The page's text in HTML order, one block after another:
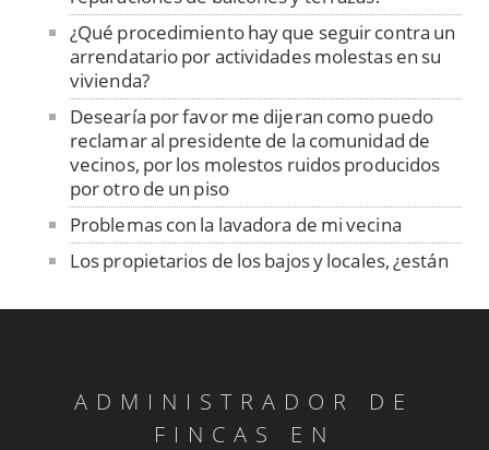
¿Qué procedimiento hay que seguir contra un
arrendatario por actividades molestas en su
vivienda?
Desearía por favor me dijeran como puedo
reclamar al presidente de la comunidad de
vecinos, por los molestos ruidos producidos
por otro de un piso
Problemas con la lavadora de mi vecina
Los propietarios de los bajos y locales, ¿están
complementarias? Efectivamente lo
Si el ascensor sirviera para suprimir barreras
ADMINISTRADOR DE
FINCAS EN